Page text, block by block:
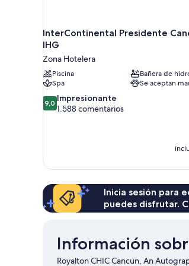
InterContinental Presidente
IHG
Zona Hotelera
Piscina
Bañera de
Spa
Se aceptan
9.0
sobre
9,0 Impresionante
1.588 comentarios
Inicia sesión para
puedes disfrutar.
Información
Royalton CHIC Cancun, An